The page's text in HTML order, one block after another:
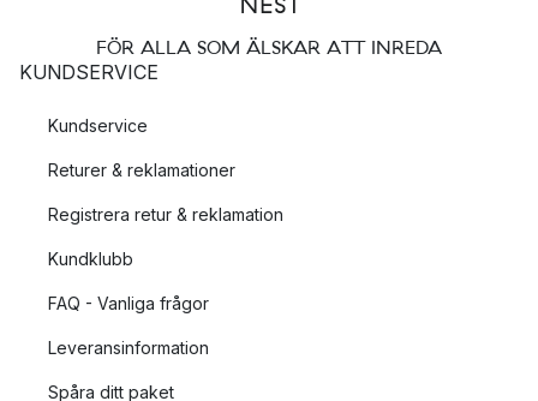
FÖR ALLA SOM ÄLSKAR ATT INREDA
KUNDSERVICE
Kundservice
Returer & reklamationer
Registrera retur & reklamation
Kundklubb
FAQ - Vanliga frågor
Leveransinformation
Spåra ditt paket